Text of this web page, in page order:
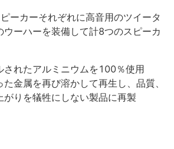
ーカーそれぞれに高音用のツイータ
ウーハーを装備して計8つのスピーカ
されたアルミニウムを100％使用
金属を再び溶かして再生し、品質、
がりを犠牲にしない製品に再製